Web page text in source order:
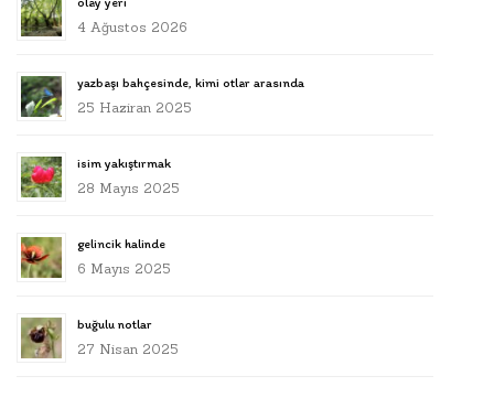
4 Ağustos 2026
yazbaşı bahçesinde, kimi otlar arasında
25 Haziran 2025
isim yakıştırmak
28 Mayıs 2025
gelincik halinde
6 Mayıs 2025
buğulu notlar
27 Nisan 2025